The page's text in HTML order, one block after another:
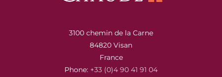
3100 chemin de la Carne
84820 Visan
France
Phone: +33 (0)4 90 41 91 04